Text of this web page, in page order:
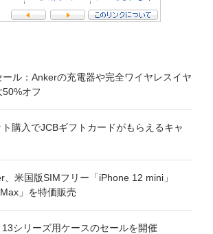
ル：Ankerの充電器や完全ワイヤレスイヤ
50%オフ
購入でJCBギフトカードがもらえるキャ
米国版SIMフリー「iPhone 12 mini」
」を特価販売
シリーズ用ケースのセールを開催